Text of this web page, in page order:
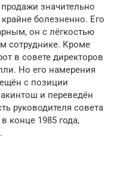
значительно
болезненно. Его
он с лёгкостью
сотруднике. Кроме
в совете директоров
Но его намерения
с позиции
и переведён
руководителя совета
конце 1985 года,